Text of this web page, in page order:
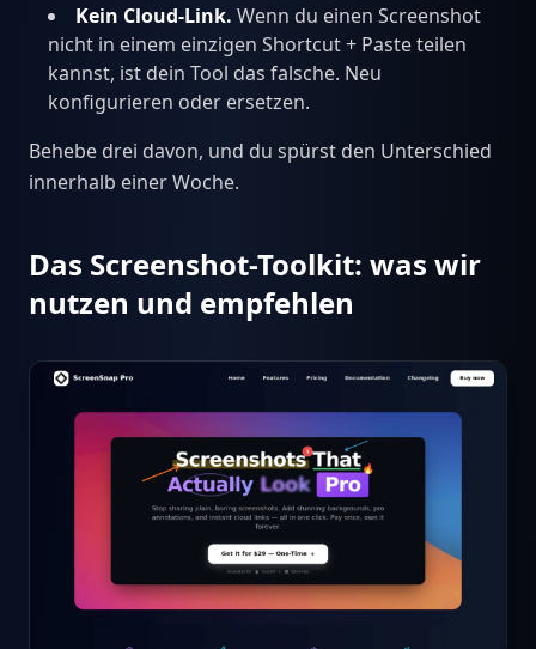
Kein Cloud-Link. Wenn du einen Screenshot
nicht in einem einzigen Shortcut + Paste teilen
kannst, ist dein Tool das falsche. Neu
konfigurieren oder ersetzen.
Behebe drei davon, und du spürst den Unterschied
innerhalb einer Woche.
Das Screenshot-Toolkit: was wir
nutzen und empfehlen